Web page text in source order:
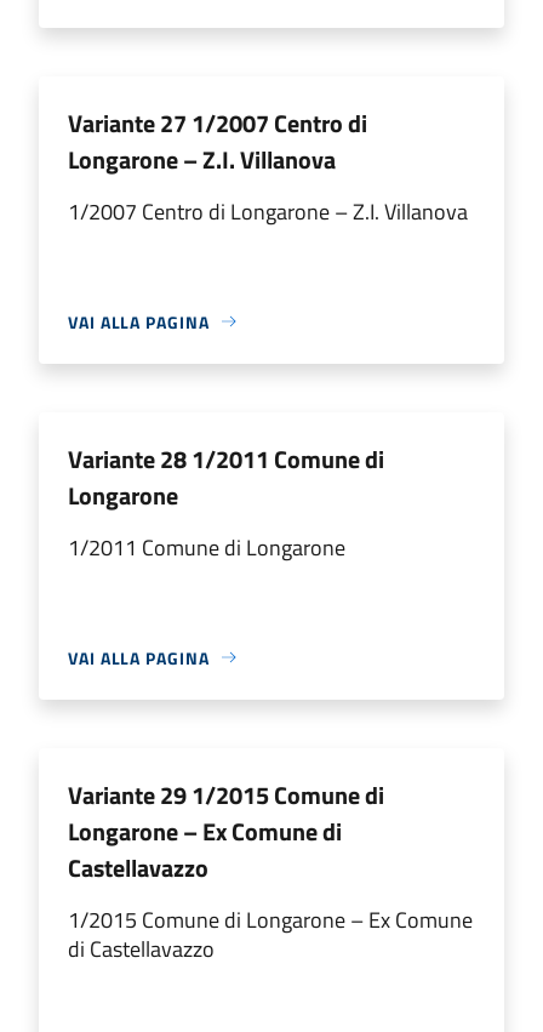
Variante 27 1/2007 Centro di
Longarone – Z.I. Villanova
1/2007 Centro di Longarone – Z.I. Villanova
VAI ALLA PAGINA
Variante 28 1/2011 Comune di
Longarone
1/2011 Comune di Longarone
VAI ALLA PAGINA
Variante 29 1/2015 Comune di
Longarone – Ex Comune di
Castellavazzo
1/2015 Comune di Longarone – Ex Comune
di Castellavazzo